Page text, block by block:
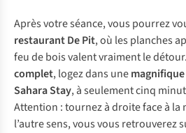
Après votre séance, vous pourrez
restaurant De Pit, où les planches
feu de bois valent vraiment le
complet, logez dans une
Sahara Stay, à seulement cinq
Attention : tournez à droite face à la
l’autre sens, vous vous retrouverez